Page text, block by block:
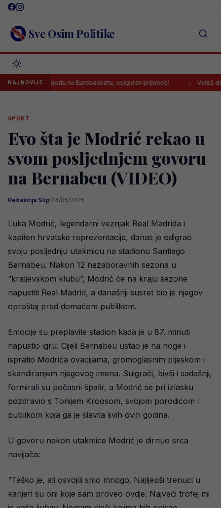
Skip
content Sve Osim Politike
NAJNOVIJE
pobjedu na Eurobasketu, osiguran prijenos! Velež doveo
SPORT
Evo šta je Modrić rekao u
svom posljednjem govoru
na Bernabeu (VIDEO)
Redakcija Sop·24/05/2025
Luka Modrić, legendarni veznjak Real Madrida i
kapiten hrvatske reprezentacije, danas je odigrao
svoju posljednju utakmicu na stadionu Santiago
Bernabeu. Nakon 12 nezaboravnih sezona u
“kraljevskom klubu”, Modrić će na kraju sezone
napustiti Real Madrid, a današnji susret bio je njegov
oproštaj pred domaćom publikom.
Emocije su preplavile stadion kada je u 87. minuti
napustio igru. Cijeli Bernabeu ustao je na noge i
ispratio Modrića ovacijama, gromoglasnim pljeskom i
skandiranjem njegovog imena. Suigrači, bivši i sadašnji,
formirali su počasni špalir, a Modrić se pri izlasku
pozdravio s Tonijem Kroosom, svojom porodicom i
publikom koja ga je slavila svih ovih godina.
U govoru nakon utakmice Modrić je dirnuo srca
navijača:
“Teško je, ali osvojili smo mnogo. Najljepši trenuci u
karijeri su oni koje sam proveo ovdje. Najveći trofej mi